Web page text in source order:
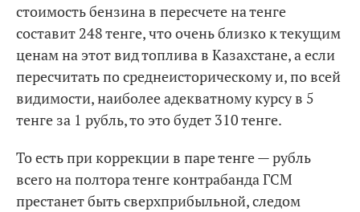
стоимость бензина в пересчете на тенге
составит 248 тенге, что очень близко к текущим
ценам на этот вид топлива в Казахстане, а если
пересчитать по среднеисторическому и, по всей
видимости, наиболее адекватному курсу в 5
тенге за 1 рубль, то это будет 310 тенге.
То есть при коррекции в паре тенге — рубль
всего на полтора тенге контрабанда ГСМ
престанет быть сверхприбыльной, следом